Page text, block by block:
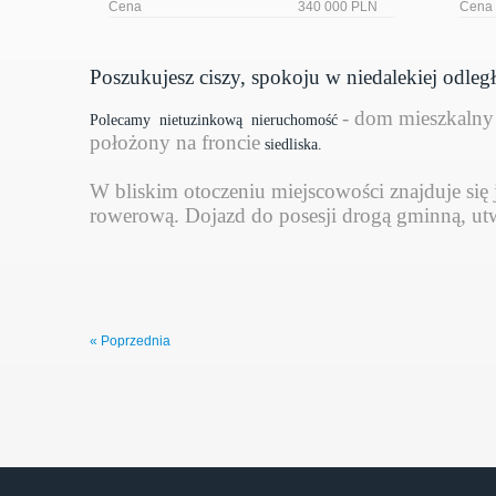
Cena
340 000 PLN
Cena
Poszukujesz ciszy, spokoju w niedalekiej
Polecamy nietuzinkową nieruchomość - dom
położony na froncie siedliska.
W bliskim otoczeniu miejscowości znajduje
rowerową. Dojazd do posesji drogą gminną,
Nieruchomość na sprzedaż to obiekt
Jest to idealne miejsce do życia w zaciszu z
klimatem i "duszą".
Okna w tej części wymienione na PCV.
« Poprzednia